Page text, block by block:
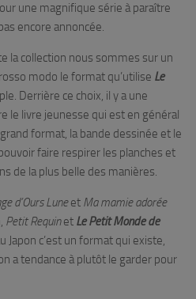
une magnifique série à paraître
encore annoncée.
la collection nous sommes sur un
modo le format qu’utilise Le
Derrière ce choix, il y a une
le livre jeunesse qui est en général
format, la bande dessinée et le
faire respirer les planches et
de la plus belle des manières.
d’Ours Luneet Ma mamie adorée
Petit Requinet Le Petit Monde de
c’est un format qui existe,
a tendance à plutôt le garder pour